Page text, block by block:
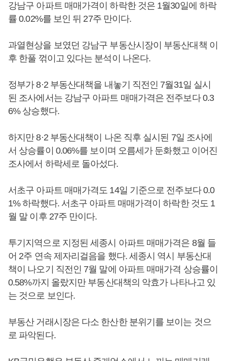
강남구 아파트 매매가격이 하락한 것은 1월30일에 하락
률 0.02%를 보인 뒤 27주 만이다.
과열현상을 보였던 강남구 부동산시장이 부동산대책 이
후 한풀 꺾이고 있다는 분석이 나온다.
정부가 8·2 부동산대책을 내놓기 직전인 7월31일 실시
된 조사에서는 강남구 아파트 매매가격은 전주보다 0.3
6% 상승했다.
하지만 8·2 부동산대책이 나온 직후 실시된 7일 조사에
서 상승률이 0.06%를 보이며 오름세가 둔화했고 이어진
조사에서 하락세로 돌아섰다.
서초구 아파트 매매가격도 14일 기준으로 전주보다 0.0
1% 하락했다. 서초구 아파트 매매가격이 하락한 것도 1
월 말 이후 27주 만이다.
투기지역으로 지정된 세종시 아파트 매매가격은 8월 들
어 2주 연속 제자리걸음을 했다. 세종시 역시 부동산대
책이 나오기 직전인 7월 말에 아파트 매매가격 상승률이
0.58%까지 올랐지만 부동산대책의 악효가 나타나고 있
는 것으로 보인다.
부동산 거래시장은 다소 한산한 분위기를 보이는 것으
로 파악된다.